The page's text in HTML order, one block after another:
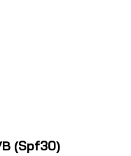
(Spf30)